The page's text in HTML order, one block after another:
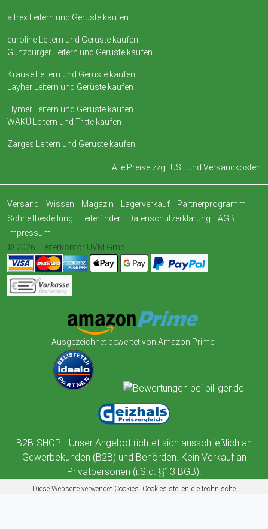
altrex Leitern und Gerüste kaufen
euroline Leitern und Gerüste kaufen
Günzburger Leitern und Gerüste kaufen
Krause Leitern und Gerüste kaufen
Layher Leitern und Gerüste kaufen
Hymer Leitern und Gerüste kaufen
WAKÜ Leitern und Tritte kaufen
Zarges Leitern und Gerüste kaufen
Alle Preise zzgl. USt. und Versandkosten
Versand Wissen Magazin Lagerverkauf
Partnerprogramm
Schnellbestellung
Leiterfinder Datenschutzerklärung
AGB
Impressum
© 2026
Leiterkontor UVM GmbH
Ausgezeichnet bewertet von Amazon Prime
B2B-SHOP - Unser Angebot richtet sich ausschließlich an
Gewerbekunden (B2B) und Behörden. Kein Verkauf an
Privatpersonen (i.S.d. §13 BGB).
Diese Webseite verwendet Cookies. Cookies stellen die technische